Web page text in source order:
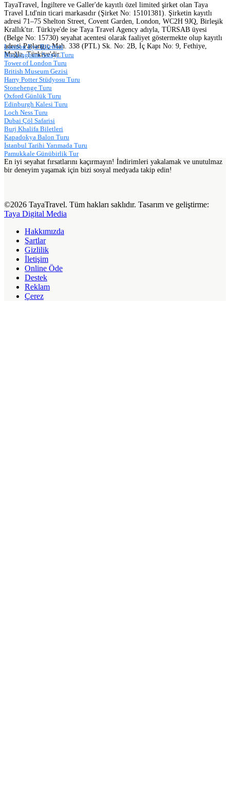
TayaTravel, İngiltere ve Galler'de kayıtlı özel limited şirket olan Taya
Travel Ltd'nin ticari markasıdır (Şirket No: 15101381). Şirketin kayıtlı
adresi 71–75 Shelton Street, Covent Garden, London, WC2H 9JQ, Birleşik
Krallık'tır. Türkiye'de ise Taya Travel Agency adıyla, TÜRSAB üyesi
(Belge No: 15730) seyahat acentesi olarak faaliyet göstermekte olup kayıtlı
adresi Patlangıç Mah. 338 (PTL) Sk. No: 2B, İç Kapı No: 9, Fethiye,
Muğla, Türkiye'dir.
London Eye Biletleri
Buckingham Sarayı Turu
Tower of London Turu
British Museum Gezisi
Harry Potter Stüdyosu Turu
Stonehenge Turu
Oxford Günlük Turu
Edinburgh Kalesi Turu
Loch Ness Turu
Dubai Çöl Safarisi
Burj Khalifa Biletleri
Kapadokya Balon Turu
İstanbul Tarihi Yarımada Turu
Pamukkale Günübirlik Tur
En iyi seyahat fırsatlarını kaçırmayın! İndirimleri yakalamak ve unutulmaz
bir deneyim yaşamak için bizi sosyal medyada takip edin!
©2026 TayaTravel. Tüm hakları saklıdır. Tasarım ve geliştirme:
Taya Digital Media
Hakkımızda
Şartlar
Gizlilik
İletişim
Online Öde
Destek
Reklam
Çerez